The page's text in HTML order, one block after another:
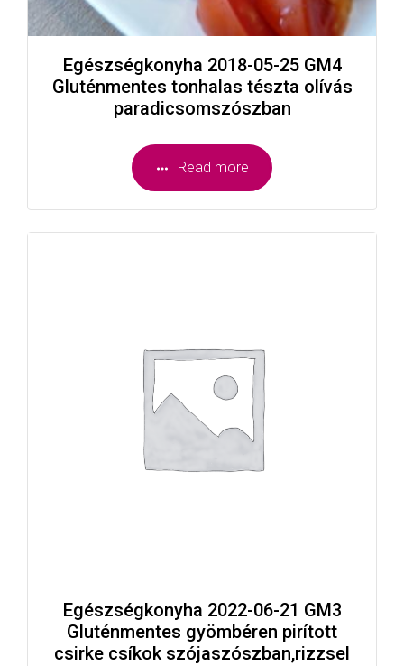
Egészségkonyha 2018-05-25 GM4
Gluténmentes tonhalas tészta olívás
paradicsomszószban
Read more
Egészségkonyha 2022-06-21 GM3
Gluténmentes gyömbéren pirított
csirke csíkok szójaszószban,rizzsel